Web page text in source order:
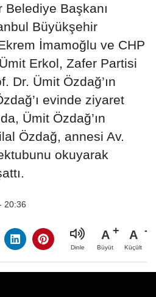
Başkanı
Büyükşehir
İmamoğlu ve CHP
Erkol, Zafer Partisi
Dr. Ümit Özdağ’ın
evinde ziyaret
Ümit Özdağ’ın
Özdağ, annesi Av.
okuyarak
20:36
Dinle
A
Büyüt
A
Küçült